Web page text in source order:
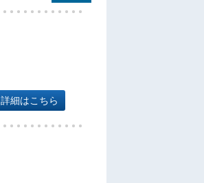
詳細はこちら